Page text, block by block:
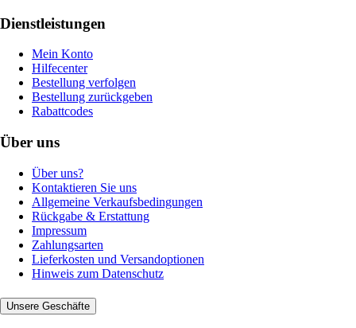
Dienstleistungen
Mein Konto
Hilfecenter
Bestellung verfolgen
Bestellung zurückgeben
Rabattcodes
Über uns
Über uns?
Kontaktieren Sie uns
Allgemeine Verkaufsbedingungen
Rückgabe & Erstattung
Impressum
Zahlungsarten
Lieferkosten und Versandoptionen
Hinweis zum Datenschutz
Unsere Geschäfte